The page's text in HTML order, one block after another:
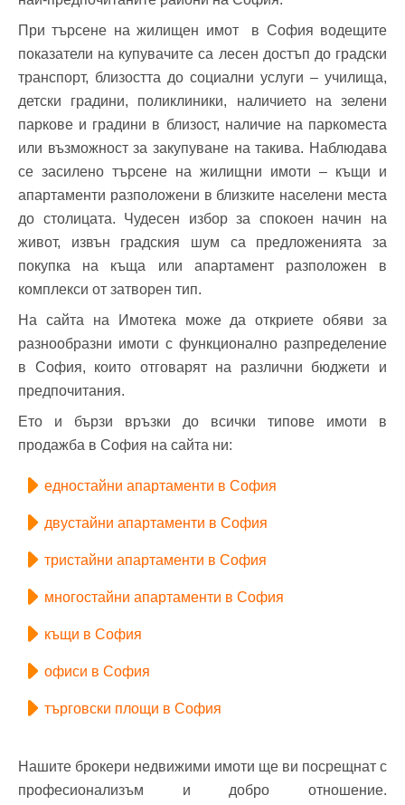
При търсене на жилищен имот в София водещите
показатели на купувачите са лесен достъп до градски
транспорт, близостта до социални услуги – училища,
детски градини, поликлиники, наличието на зелени
паркове и градини в близост, наличие на паркоместа
или възможност за закупуване на такива. Наблюдава
се засилено търсене на жилищни имоти – къщи и
апартаменти разположени в близките населени места
до столицата. Чудесен избор за спокоен начин на
живот, извън градския шум са предложенията за
покупка на къща или апартамент разположен в
комплекси от затворен тип.
На сайта на Имотека може да откриете обяви за
разнообразни имоти с функционално разпределение
в София, които отговарят на различни бюджети и
предпочитания.
Ето и бързи връзки до всички типове имоти в
продажба в София на сайта ни:
едностайни апартаменти в София
двустайни апартаменти в София
тристайни апартаменти в София
многостайни апартаменти в София
къщи в София
офиси в София
търговски площи в София
Нашите брокери недвижими имоти ще ви посрещнат с
професионализъм и добро отношение.